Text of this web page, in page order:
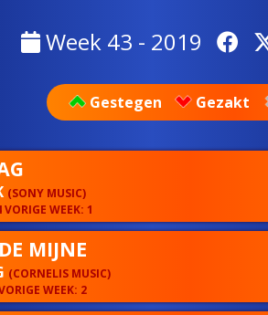
Week 43 - 2019
Gestegen Gezakt
(SONY MUSIC)
WEEK: 1
MIJNE
(CORNELIS MUSIC)
WEEK: 2